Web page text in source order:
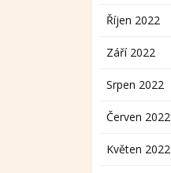
Říjen 2022
Září 2022
Srpen 2022
Červen 2022
Květen 2022